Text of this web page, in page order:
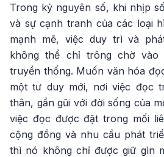
Trong kỷ nguyên số, khi nhịp
và sự cạnh tranh của các loại
mạnh mẽ, việc duy trì và
không thể chỉ trông chờ vào
truyền thống. Muốn văn hóa
một tư duy mới, nơi việc đọc
thân, gần gũi với đời sống của
việc đọc được đặt trong mối
cộng đồng và nhu cầu phát
thì nó không chỉ được giữ gìn